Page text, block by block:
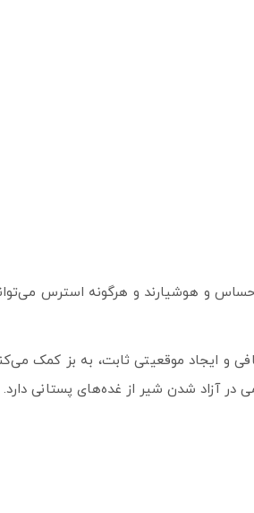
حساس و هوشیارند و هرگونه استرس
و ایجاد موقعیتی ثابت، به بز کمک
آزاد شدن شیر از غده‌های پستانی دارد.